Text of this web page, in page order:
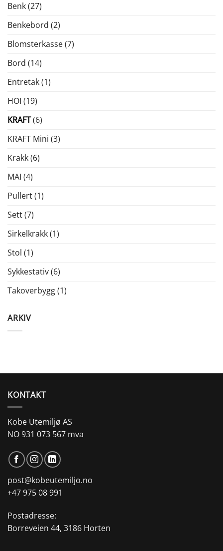
Benk(27)
Benkebord (2)
Blomsterkasse(7)
Bord (14)
Entretak(1)
HOI (19)
KRAFT(6)
KRAFT Mini (3)
Krakk(6)
MAI (4)
Pullert(1)
Sett(7)
Sirkelkrakk(1)
Stol (1)
Sykkestativ(6)
Takoverbygg(1)
ARKIV
KONTAKT
Kobe Utemiljø AS
NO 931 073 567 mva
post@kobeutemiljo.no
+47 975 08 991
Postadresse:
Borreveien 44, 3186 Horten